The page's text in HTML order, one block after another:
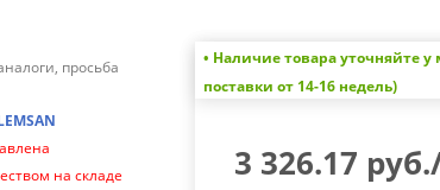
просьба
на складе
• Наличие товара уточняйте у
поставки от 14-16 недель)
3 326.17 руб.